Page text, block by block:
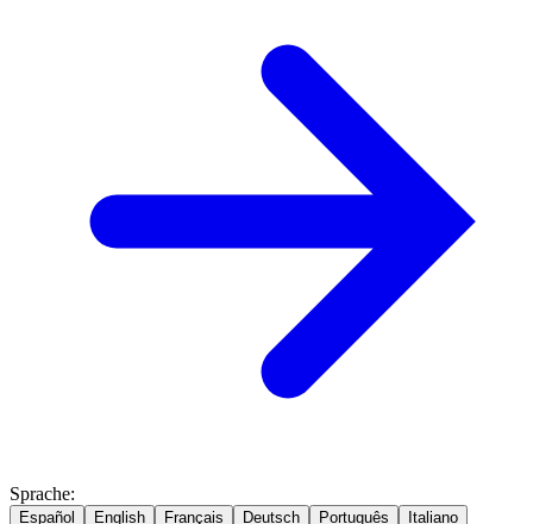
Sprache:
Español English Français Deutsch Português Italiano